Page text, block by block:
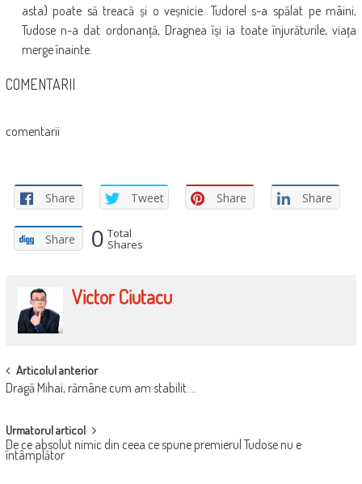
asta) poate să treacă și o veșnicie. Tudorel s-a spălat pe mâini,
Tudose n-a dat ordonanță, Dragnea își ia toate înjurăturile, viața
merge înainte.
COMENTARII
comentarii
Share Tweet Share Share
Share 0 Total
Shares
Victor Ciutacu
POST
NAVIGATION
Articolul anterior
Dragă Mihai, rămâne cum am stabilit….
Urmatorul articol
De ce absolut nimic din ceea ce spune premierul Tudose nu e
întâmplător